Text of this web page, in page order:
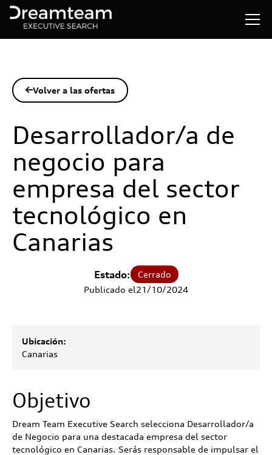
Volver a las ofertas
Desarrollador/a de
negocio para
empresa del sector
tecnológico en
Canarias
Estado:
Cerrado
Publicado el21 /10/2024
Ubicación:
Canarias
Objetivo
Dream Team Executive Search selecciona Desarrollador/a
de Negocio para una destacada empresa del sector
tecnológico en Canarias. Serás responsable de impulsar el